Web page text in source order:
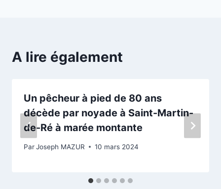
A lire également
Un pêcheur à pied de 80 ans
décède par noyade à Saint-Martin-
de-Ré à marée montante
ParJoseph MAZUR 10 mars 2024